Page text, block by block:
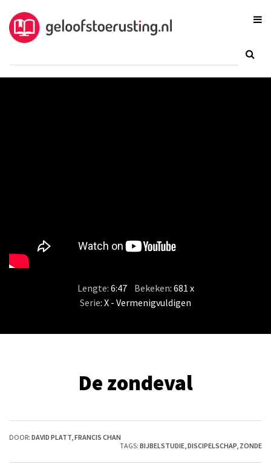
Lengte: 6:47/ Bekeken: 681 x
Serie: X - Vermenigvuldigen
De zondeval
DOOR: DAVID PLATT FRANCIS CHAN
TAGS: BIJBELSTUDIE DISCIPELSCHAP ZONDE